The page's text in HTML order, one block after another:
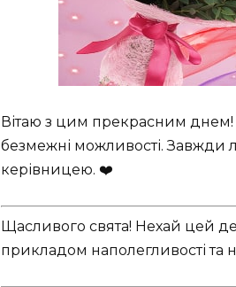
Вітаю з цим прекрасним днем!
безмежні можливості. Завжди
керівницею. ❤️
Щасливого свята! Нехай цей
прикладом наполегливості та